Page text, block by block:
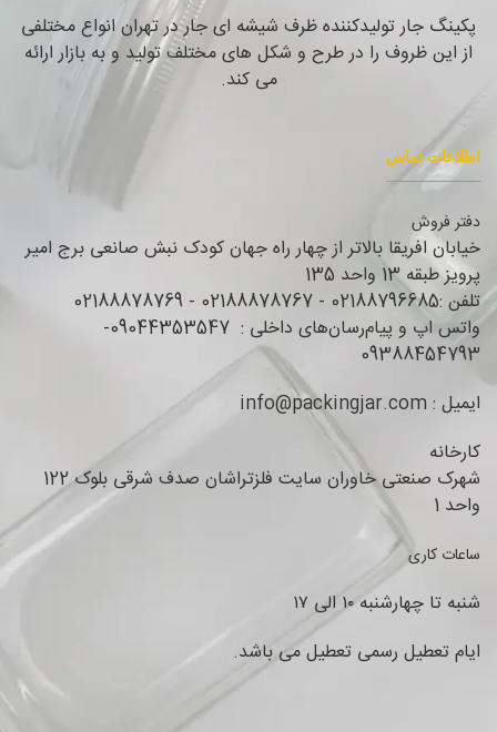
پکینگ جار تولیدکننده ظرف شیشه ای جار در تهران انواع مختلفی
از این ظروف را در طرح و شکل های مختلف تولید و به بازار ارائه
می کند.
اطلاعات تماس
دفتر فروش
خیابان افریقا بالاتر از چهار راه جهان کودک نبش صانعی برج امیر
پرویز طبقه 13 واحد 135
تلفن :02188796685 - 02188878767 - 02188878769
واتس اپ و پیام‌رسان‌های داخلی : 09044353547-
09388454793
ایمیل : info@packingjar.com
کارخانه
شهرک صنعتی خاوران سایت فلزتراشان صدف شرقی بلوک 122
واحد 1
ساعات کاری
شنبه تا چهارشنبه ۱۰ الی ۱۷
ایام تعطیل رسمی تعطیل می باشد.